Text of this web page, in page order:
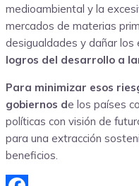
medioambiental y la
mercados de materias
desigualdades y dañar los
logros del desarrollo a
Para minimizar esos
gobiernos de los países
políticas con visión de
para una extracción
beneficios.